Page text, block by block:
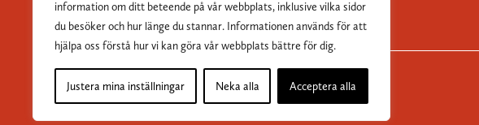
information om ditt beteende på vår webbplats, inklusive vilka sidor
du besöker och hur länge du stannar. Informationen används för att
hjälpa oss förstå hur vi kan göra vår webbplats bättre för dig.
Justera mina inställningar Neka alla Acceptera alla
största skönlitterära förlag.